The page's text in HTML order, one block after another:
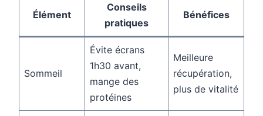
Élément
Conseils
pratiques
Bénéfices
Sommeil
Évite écrans
1h30 avant,
mange des
protéines
Meilleure
récupération,
plus de vitalité